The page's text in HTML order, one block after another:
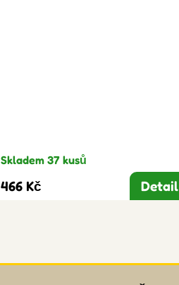
Skladem 37 kusů
466 Kč Detail